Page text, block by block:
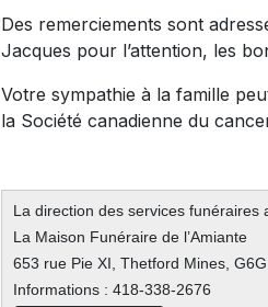
Des remerciements sont
Jacques pour l’attention, les
Votre sympathie à la famille
la Société canadienne du
La direction des services funéraires
La Maison Funéraire de l’Amiante
653 rue Pie XI, Thetford Mines,
Informations : 418-338-2676